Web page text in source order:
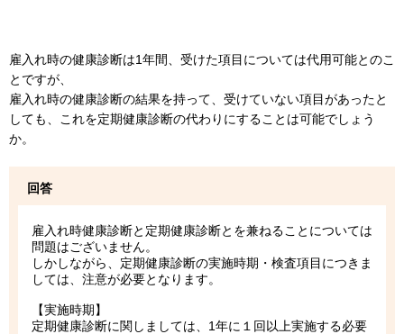
雇入れ時の健康診断は1年間、受けた項目については代用可能とのこ
とですが、
雇入れ時の健康診断の結果を持って、受けていない項目があったと
しても、これを定期健康診断の代わりにすることは可能でしょう
か。
回答
雇入れ時健康診断と定期健康診断とを兼ねることについては
問題はございません。
しかしながら、定期健康診断の実施時期・検査項目につきま
しては、注意が必要となります。
【実施時期】
定期健康診断に関しましては、1年に１回以上実施する必要